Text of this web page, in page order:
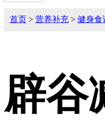
首页 > 营养补充> 健身食
辟谷